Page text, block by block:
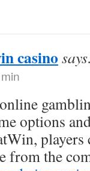
casino
options
players
from the